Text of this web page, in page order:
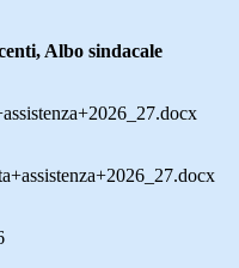
Albo sindacale